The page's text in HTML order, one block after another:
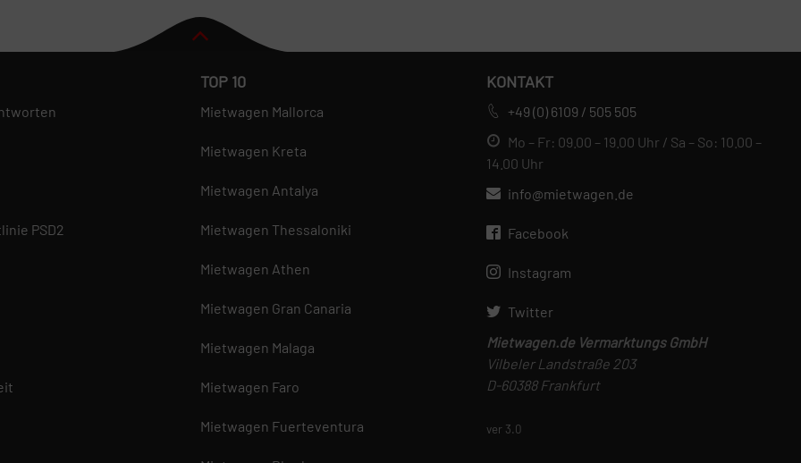
PSD2
TOP 10
Mietwagen Mallorca
Mietwagen Kreta
Mietwagen Antalya
Mietwagen Thessaloniki
Mietwagen Athen
Mietwagen Gran Canaria
Mietwagen Malaga
Mietwagen Faro
Mietwagen Fuerteventura
KONTAKT
+49 (0) 6109 / 505 505
Mo – Fr: 09.00 – 19.00 Uhr / Sa – So: 10.00 –
14.00 Uhr
info@mietwagen.de
Facebook
Instagram
Twitter
Mietwagen.de Vermarktungs GmbH
Vilbeler Landstraße 203
D-60388 Frankfurt
ver 3.0